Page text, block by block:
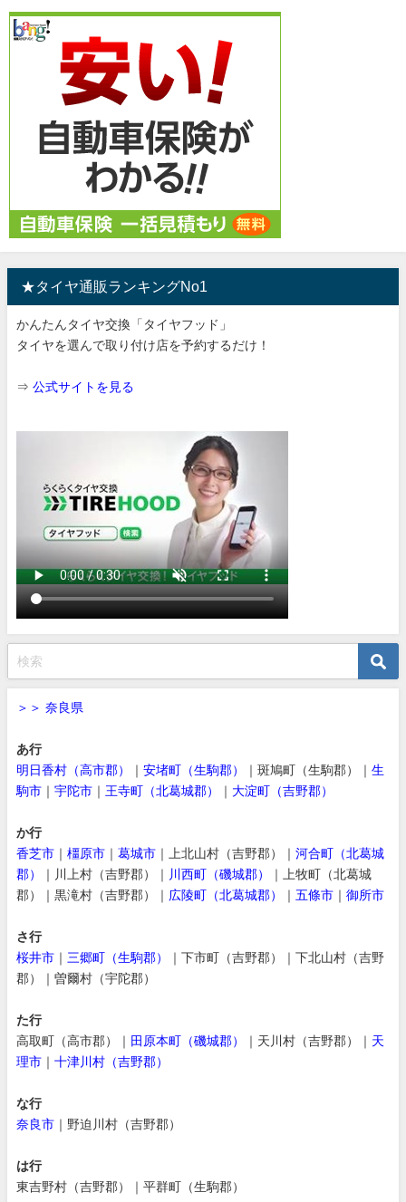
★タイヤ通販ランキングNo1
かんたんタイヤ交換「タイヤフッド」
タイヤを選んで取り付け店を予約するだけ！
⇒ 公式サイトを見る
＞＞ 奈良県
あ行
明日香村（高市郡）
｜ 安堵町（生駒郡） ｜斑鳩町（生駒郡）｜ 生
駒市 ｜ 宇陀市 ｜ 王寺町（北葛城郡） ｜ 大淀町（吉野郡）
か行
香芝市 ｜ 橿原市 ｜ 葛城市 ｜上北山村（吉野郡）｜ 河合町（北葛城
郡）
｜川上村（吉野郡）｜ 川西町（磯城郡）
｜上牧町（北葛城
郡）｜黒滝村（吉野郡）｜ 広陵町（北葛城郡） ｜ 五條市 ｜ 御所市
さ行
桜井市 ｜ 三郷町（生駒郡）
｜下市町（吉野郡）｜下北山村（吉野
郡）｜曽爾村（宇陀郡）
た行
高取町（高市郡）｜ 田原本町（磯城郡） ｜天川村（吉野郡）｜ 天
理市 ｜ 十津川村（吉野郡）
な行
奈良市 ｜野迫川村（吉野郡）
は行
東吉野村（吉野郡）｜平群町（生駒郡）